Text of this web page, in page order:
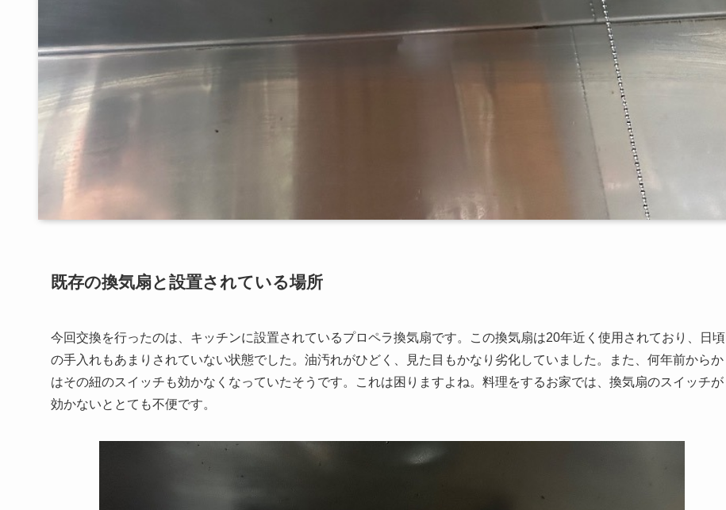
既存の換気扇と設置されている場所
今回交換を行ったのは、キッチンに設置されているプロペラ換気扇です。この換気扇は20年近く使用されており、日頃
の手入れもあまりされていない状態でした。油汚れがひどく、見た目もかなり劣化していました。また、何年前からか
はその紐のスイッチも効かなくなっていたそうです。これは困りますよね。料理をするお家では、換気扇のスイッチが
効かないととても不便です。